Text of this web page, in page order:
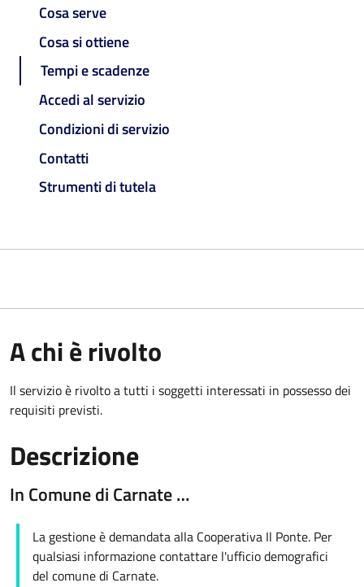
Cosa serve
Cosa si ottiene
Tempi e scadenze
Accedi al servizio
Condizioni di servizio
Contatti
Strumenti di tutela
A chi è rivolto
Il servizio è rivolto a tutti i soggetti interessati in possesso dei
requisiti previsti.
Descrizione
In Comune di Carnate …
La gestione è demandata alla Cooperativa Il Ponte. Per
qualsiasi informazione contattare l'ufficio demografici
del comune di Carnate.